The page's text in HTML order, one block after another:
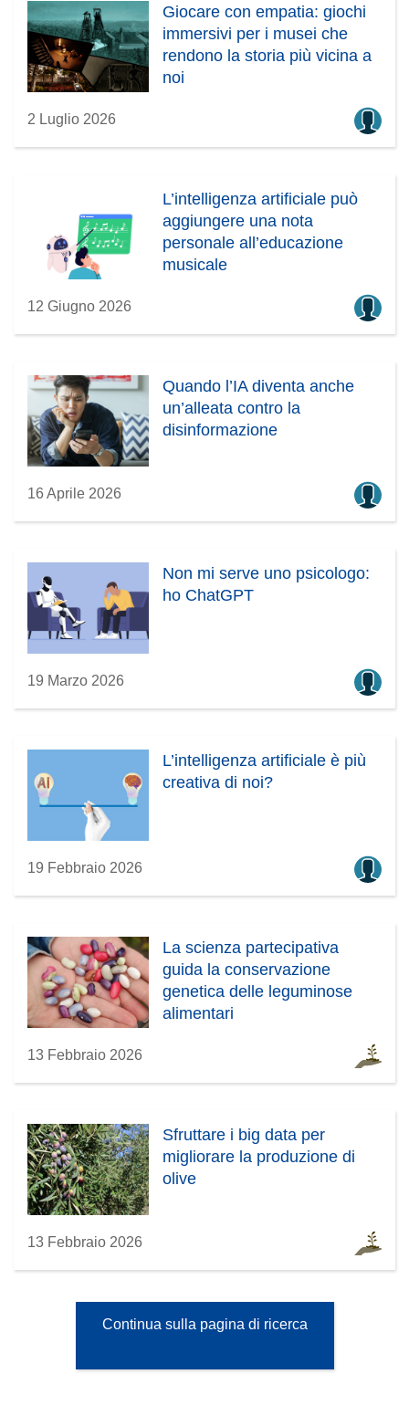
Giocare con empatia: giochi
immersivi per i musei che
rendono la storia più vicina a
noi
2 Luglio 2026
L’intelligenza artificiale può
aggiungere una nota
personale all’educazione
musicale
12 Giugno 2026
Quando l’IA diventa anche
un’alleata contro la
disinformazione
16 Aprile 2026
Non mi serve uno psicologo:
ho ChatGPT
19 Marzo 2026
L’intelligenza artificiale è più
creativa di noi?
19 Febbraio 2026
La scienza partecipativa
guida la conservazione
genetica delle leguminose
alimentari
13 Febbraio 2026
Sfruttare i big data per
migliorare la produzione di
olive
13 Febbraio 2026
Continua sulla pagina di ricerca